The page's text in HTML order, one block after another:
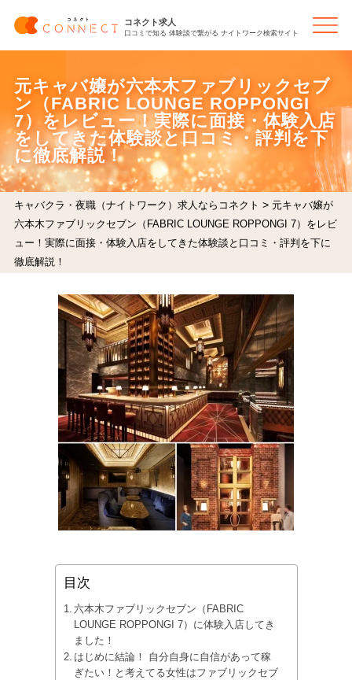
コネクト求人
口コミで知る 体験談で繋がる ナイトワーク検索サイト
元キャバ嬢が六本木ファブリックセブ
ン（FABRIC LOUNGE ROPPONGI
7）をレビュー！実際に面接・体験入店
をしてきた体験談と口コミ・評判を下
に徹底解説！
キャバクラ・夜職（ナイトワーク）求人ならコネクト > 元キャバ嬢が
六本木ファブリックセブン（FABRIC LOUNGE ROPPONGI 7）をレビ
ュー！実際に面接・体験入店をしてきた体験談と口コミ・評判を下に
徹底解説！
目次
六本木ファブリックセブン（FABRIC
LOUNGE ROPPONGI 7）に体験入店してき
ました！
はじめに結論！ 自分自身に自信があって稼
ぎたい！と考えてる女性はファブリックセブ